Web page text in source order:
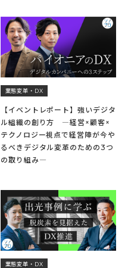
業態変革・DX
【イベントレポート】強いデジタ
ル組織の創り方 ―経営×顧客×
テクノロジー視点で経営陣が今や
るべきデジタル変革のための3つ
の取り組み―
業態変革・DX